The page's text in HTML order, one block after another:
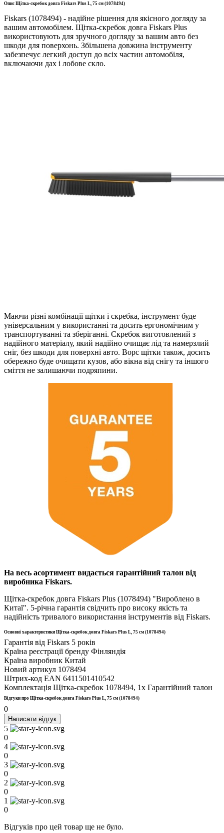
Опис Щітка-скребок довга Fiskars Plus L, 75 см (1078494)
Fiskars (1078494) - надійне рішення для якісного догляду за
вашим автомобілем. Щітка-скребок довга Fiskars Plus
використовують для зручного догляду за вашим авто без
шкоди для поверхонь. Збільшена довжина інструменту
забезпечує легкий доступ до всіх частин автомобіля,
включаючи дах і лобове скло.
Маючи різні комбінації щітки і скребка, інструмент буде
універсальним у використанні та досить ергономічним у
транспортуванні та зберіганні. Скребок виготовлений з
надійного матеріалу, який надійно очищає лід та намерзлий
сніг, без шкоди для поверхні авто. Ворс щітки також, досить
обережно буде очищати кузов, або вікна від снігу та іншого
сміття не залишаючи подряпини.
На весь асортимент видається гарантійний талон від
виробника Fiskars.
Щітка-скребок довга Fiskars Plus (1078494) "Вироблено в
Китаї". 5-річна гарантія свідчить про високу якість та
надійність тривалого використання інструментів від Fiskars.
Основні характеристики Щітка-скребок довга Fiskars Plus L, 75 см (1078494)
Гарантія від Fiskars 5 років
Країна реєстрації бренду Фінляндія
Країна виробник Китай
Новий артикул 1078494
Штрих-код EAN 6411501410542
Комплектація Щітка-скребок 1078494, 1х Гарантійний талон
Відгуки про Щітка-скребок довга Fiskars Plus L, 75 см (1078494)
0
Написати відгук
5
0
4
0
3
0
2
0
1
0
Відгуків про цей товар ще не було.